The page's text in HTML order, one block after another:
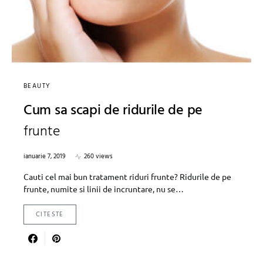
BEAUTY
Cum sa scapi de ridurile de pe
frunte
ianuarie 7, 2019
260 views
Cauti cel mai bun tratament riduri frunte? Ridurile de pe
frunte, numite si linii de incruntare, nu se…
CITESTE